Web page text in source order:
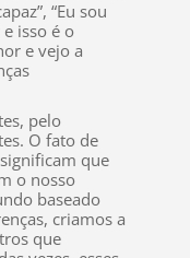
“Eu sou
isso é o
e vejo a
pelo
O fato de
que
o nosso
baseado
criamos a
que